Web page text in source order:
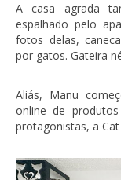
A casa agrada
espalhado pelo
fotos delas,
por gatos. Gateira
Aliás, Manu
online de
protagonistas, a Cat